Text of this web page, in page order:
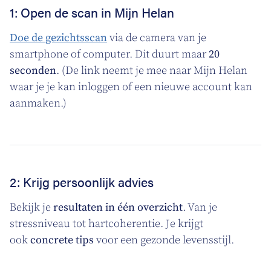
1: Open de scan in Mijn Helan
Doe de gezichtsscanvia de camera van je
smartphone of computer. Dit duurt maar20
seconden. (De link neemt je mee naar Mijn Helan
waar je je kan inloggen of een nieuwe account kan
aanmaken.)
2: Krijg persoonlijk advies
Bekijk je resultaten in één overzicht. Van je
stressniveau tot hartcoherentie. Je krijgt
ookconcrete tips voor een gezonde levensstijl.